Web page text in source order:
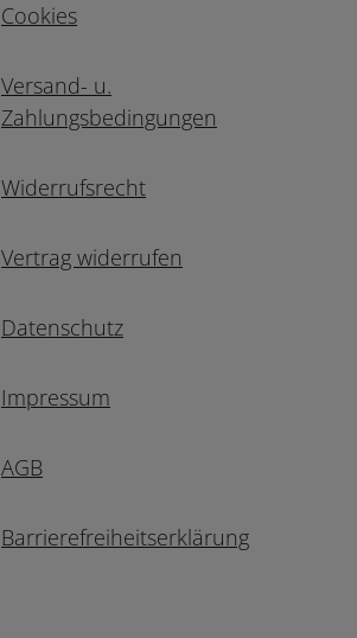
Cookies
Versand- u.
Zahlungsbedingungen
Widerrufsrecht
Vertrag widerrufen
Datenschutz
Impressum
AGB
Barrierefreiheitserklärung